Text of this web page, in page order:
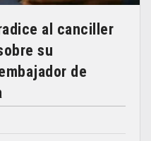
al canciller
su
de